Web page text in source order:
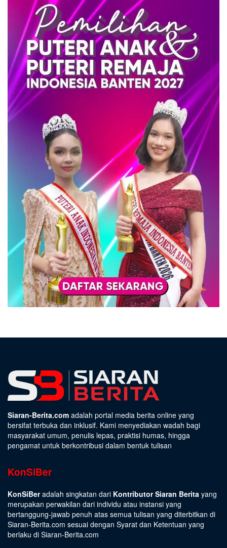
Siaran-Berita.com adalah portal media berita online yang
bersifat terbuka dan inklusif. Kami menyediakan wadah bagi
masyarakat umum, penulis lepas, praktisi humas, hingga
pengamat untuk berkontribusi dalam bentuk tulisan
KonSiBer
KonSiBeradalah singkatan dari Kontributor Siaran Berita yang
merupakan perwakilan dari individu atau instansi yang
bertanggung-jawab penuh atas semua tulisan yang diterbitkan di
Siaran-Berita.com sesuai dengan Syarat dan Ketentuan yang
berlaku di Siaran-Berita.com